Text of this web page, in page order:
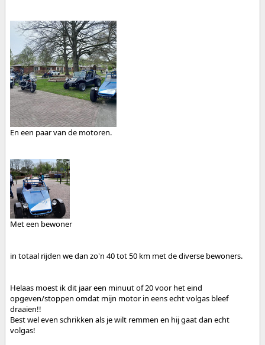
En een paar van de motoren.
Met een bewoner
in totaal rijden we dan zo'n 40 tot 50 km met de diverse bewoners.
Helaas moest ik dit jaar een minuut of 20 voor het eind
opgeven/stoppen omdat mijn motor in eens echt volgas bleef
draaien!!
Best wel even schrikken als je wilt remmen en hij gaat dan echt
volgas!